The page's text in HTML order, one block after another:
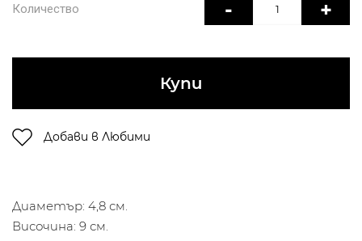
Количество - +
Купи
Добави в Любими
Диаметър: 4,8 см.
Височина: 9 см.